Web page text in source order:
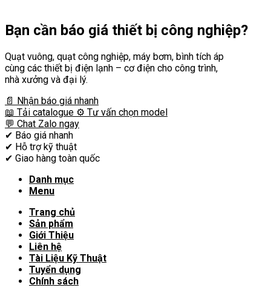
Bạn cần báo giá thiết bị công nghiệp?
Quạt vuông, quạt công nghiệp, máy bơm, bình tích áp
cùng các thiết bị điện lạnh – cơ điện cho công trình,
nhà xưởng và đại lý.
📄 Nhận báo giá nhanh
📖 Tải catalogue ⚙️ Tư vấn chọn model
💬 Chat Zalo ngay
✔ Báo giá nhanh
✔ Hỗ trợ kỹ thuật
✔ Giao hàng toàn quốc
Danh mục
Menu
Trang chủ
Sản phẩm
Giới Thiệu
Liên hệ
Tài Liệu Kỹ Thuật
Tuyển dụng
Chính sách